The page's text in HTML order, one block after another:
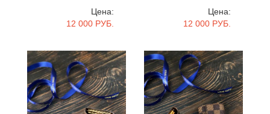
Цена:
12 000 РУБ.
Цена:
12 000 РУБ.